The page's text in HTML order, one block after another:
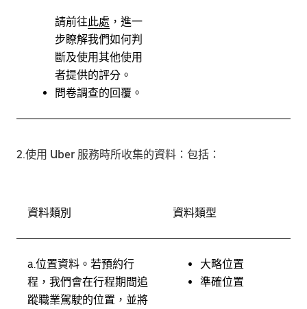
請前往此處 ，進一
步瞭解我們如何判
斷及使用其他使用
者提供的評分。
問卷調查的回覆。
2.使用 Uber 服務時所收集的資料 ：包括：
資料類別 資料類型
a. 位置資料。 若預約行
程，我們會在行程期間追
蹤職業駕駛的位置，並將
大略位置
準確位置